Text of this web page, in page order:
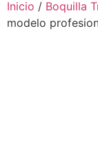
Inicio / Boquilla
modelo